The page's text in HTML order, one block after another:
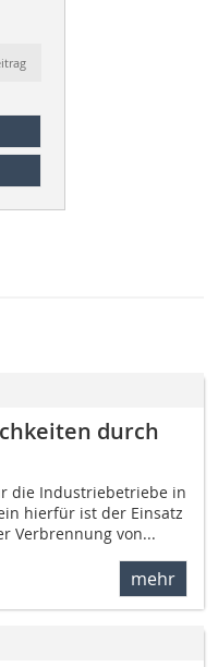
durch
die Industriebetriebe in
hierfür ist der Einsatz
Verbrennung von...
mehr